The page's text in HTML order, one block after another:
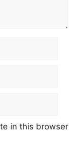
in this browser